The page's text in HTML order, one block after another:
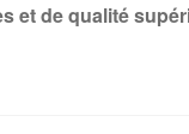
et de qualité